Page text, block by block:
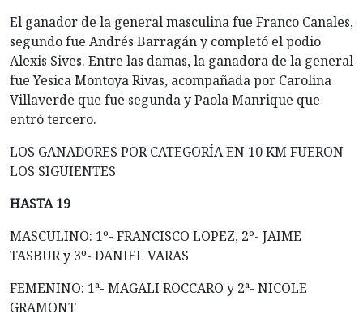
El ganador de la general masculina fue Franco Canales,
segundo fue Andrés Barragán y completó el podio
Alexis Sives. Entre las damas, la ganadora de la general
fue Yesica Montoya Rivas, acompañada por Carolina
Villaverde que fue segunda y Paola Manrique que
entró tercero.
LOS GANADORES POR CATEGORÍA EN 10 KM FUERON
LOS SIGUIENTES
HASTA 19
MASCULINO: 1º- FRANCISCO LOPEZ, 2º- JAIME
TASBUR y 3º- DANIEL VARAS
FEMENINO: 1ª- MAGALI ROCCARO y 2ª- NICOLE
GRAMONT